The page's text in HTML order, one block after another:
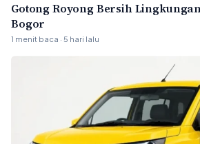
Gotong Royong Bersih
Bogor
1 menit baca · 5 hari lalu